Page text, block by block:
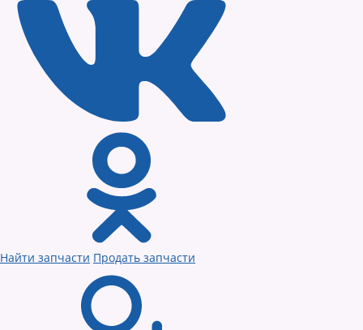
Найти запчасти Продать запчасти